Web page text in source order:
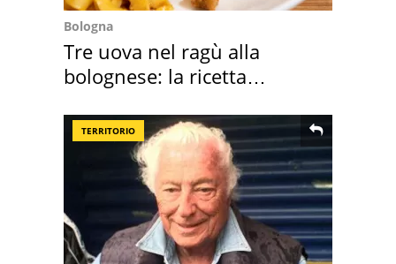
Bologna
Tre uova nel ragù alla
bolognese: la ricetta
TERRITORIO